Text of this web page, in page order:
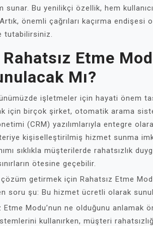
sunar. Bu yenilikçi özellik, hem
önemli çağrıları kaçırma endişesi
tutabilirsiniz.
Rahatsız Etme
Mı?
işletmeler için hayati önem
için birçok şirket, otomatik arama
(CRM) yazılımlarıyla entegre
kişiselleştirilmiş hizmet sunma
sıklıkla müşterilerde rahatsızlık
ötesine geçebilir.
getirmek için Rahatsız Etme
soru şu: Bu hizmet ücretli olarak
Etme Modu’nun ne olduğunu anlamak
kullanırken, müşteri